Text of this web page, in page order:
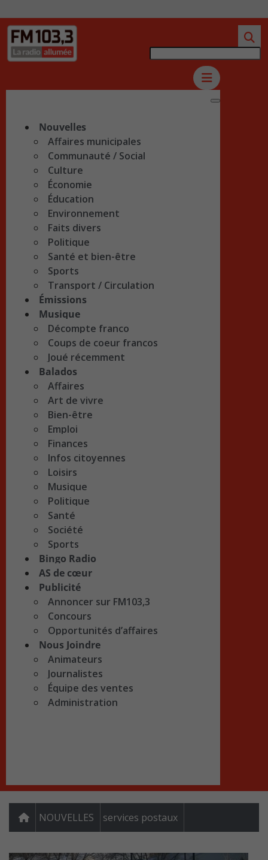
Nouvelles
Affaires municipales
Communauté / Social
Culture
Économie
Éducation
Environnement
Faits divers
Politique
Santé et bien-être
Sports
Transport / Circulation
Émissions
Musique
Décompte franco
Coups de coeur francos
Joué récemment
Balados
Affaires
Art de vivre
Bien-être
Emploi
Finances
Infos citoyennes
Loisirs
Musique
Politique
Santé
Société
Sports
Bingo Radio
AS de cœur
Publicité
Annoncer sur FM103,3
Concours
Opportunités d’affaires
Nous Joindre
Animateurs
Journalistes
Équipe des ventes
Administration
NOUVELLES services postaux